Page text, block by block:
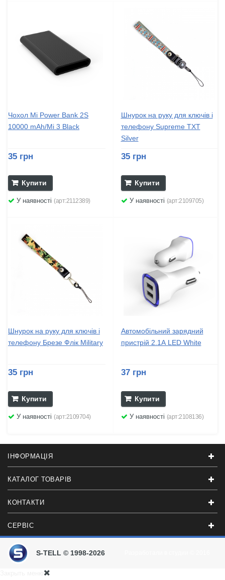
Чохол Mi Power Bank 2S
10000 mAh/Mi 3 Black
35 грн
Купити
У наявності (арт:2112389)
Шнурок на руку для ключів і
телефону Supreme TXT
Silver
35 грн
Купити
У наявності (арт:2109705)
Шнурок на руку для ключів і
телефону Брезе Флік Military
35 грн
Купити
У наявності (арт:2109704)
Автомобільний зарядний
пристрій 2.1А LED White
37 грн
Купити
У наявності (арт:2108136)
ІНФОРМАЦІЯ
КАТАЛОГ ТОВАРІВ
КОНТАКТИ
СЕРВІС
S-TELL © 1998-2026